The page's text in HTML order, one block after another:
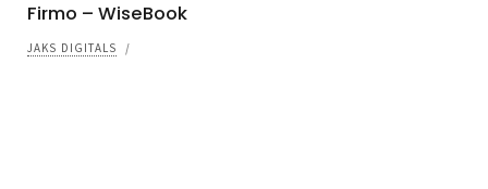
Firmo – WiseBook
JAKS DIGITALS /